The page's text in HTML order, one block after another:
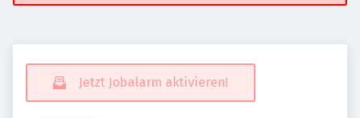
Jetzt Jobalarm aktivieren!